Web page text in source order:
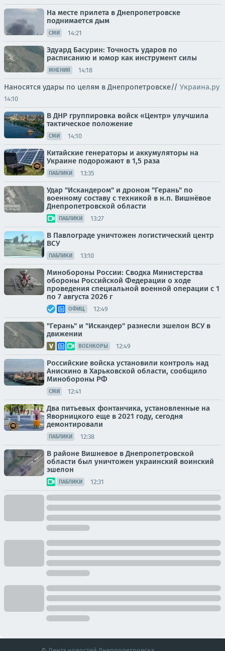
На месте прилета в Днепропетровске
поднимается дым
СМИ 14:21
Эдуард Басурин: Точность ударов по
расписанию и юмор как инструмент силы
МНЕНИЯ 14:18
Наносятся удары по целям в Днепропетровске// Украина.ру
14:10
В ДНР группировка войск «Центр» улучшила
тактическое положение
СМИ 14:10
Китайские генераторы и аккумуляторы на
Украине подорожают в 1,5 раза
ПАБЛИКИ 13:35
Удар "Искандером" и дроном "Герань" по
военному составу с техникой в н.п. Вишнёвое
Днепропетровской области
ПАБЛИКИ 13:27
В Павлограде уничтожен логистический центр
ВСУ
ПАБЛИКИ 13:10
Минобороны России: Сводка Министерства
обороны Российской Федерации о ходе
проведения специальной военной операции с 1
по 7 августа 2026 г
ОФИЦ. 12:49
"Герань" и "Искандер" разнесли эшелон ВСУ в
движении
ВОЕНКОРЫ 12:49
Российские войска установили контроль над
Анискино в Харьковской области, сообщило
Минобороны РФ
СМИ 12:41
Два питьевых фонтанчика, установленные на
Яворницкого еще в 2021 году, сегодня
демонтировали
ПАБЛИКИ 12:38
В районе Вишневое в Днепропетровской
области был уничтожен украинский воинский
эшелон
ПАБЛИКИ 12:31